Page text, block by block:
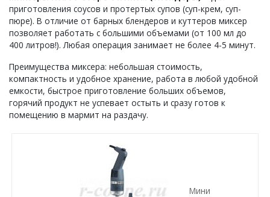
приготовления соусов и протертых супов (суп-крем, суп-
пюре). В отличие от барных блендеров и куттеров миксер
позволяет работать с большими объемами (от 100 мл до
400 литров!). Любая операция занимает не более 4-5 минут.
Преимущества миксера: небольшая стоимость,
компактность и удобное хранение, работа в любой удобной
емкости, быстрое приготовление больших объемов,
горячий продукт не успевает остыть и сразу готов к
помещению в мармит на раздачу.
Мини